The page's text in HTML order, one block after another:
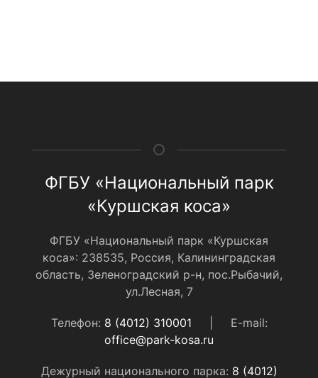
ФГБУ «Национальный парк
«Куршская коса»
ФГБУ «Национальный парк «Куршская
коса»: 238535, Россия, Калининградская
область, Зеленоградский р-н, пос.Рыбачий,
ул.Лесная, 7
Телефон: 8 (4012) 310001
E-mail:
office@park-kosa.ru
Дежурный национального парка: 8 (4012)